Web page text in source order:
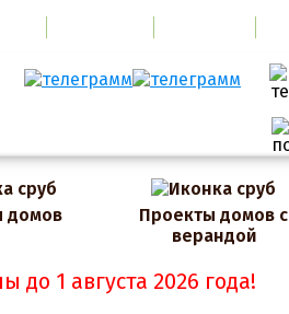
домов
Проекты домов с
верандой
1 августа 2026 года!